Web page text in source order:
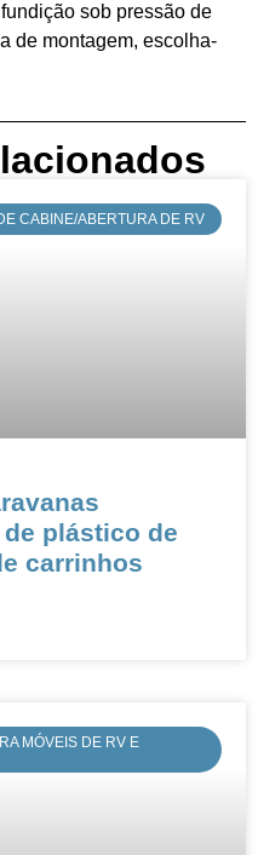
sob pressão de
de montagem, escolha-
CABINE/ABERTURA DE RV
plástico de
carrinhos
MÓVEIS DE RV E